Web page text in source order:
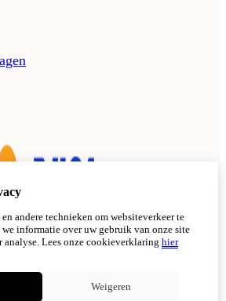
andere technieken om websiteverkeer te
we informatie over uw gebruik van onze site
analyse. Lees onze cookieverklaring hier
Weigeren